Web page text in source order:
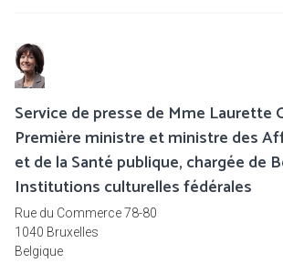
Service de presse de Mme Laurette
Première ministre et ministre des
et de la Santé publique, chargée de
Institutions culturelles fédérales
Rue du Commerce 78-80
1040 Bruxelles
Belgique